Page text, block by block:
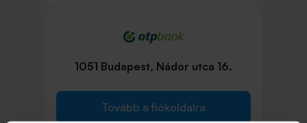
1051 Budapest, Nádor utca 16.
Tovább a fiókoldalra